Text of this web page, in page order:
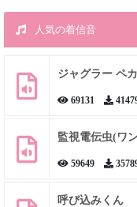
人気の着信音
ジャグラー ペ
69131
監視電伝虫(ワ
59649
呼び込みくん